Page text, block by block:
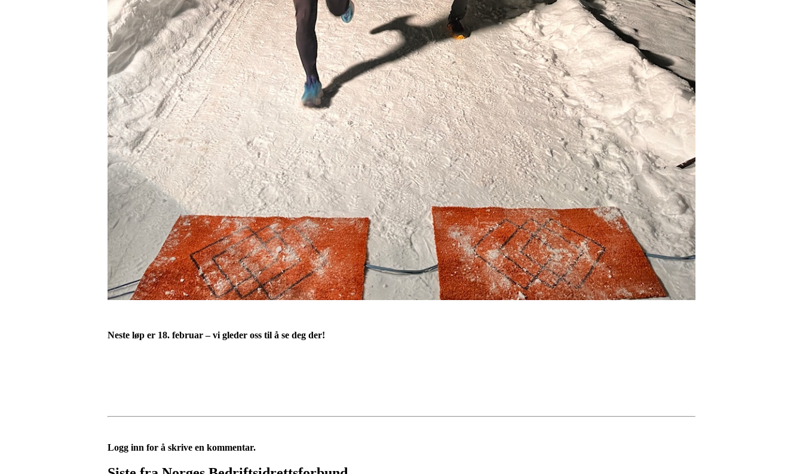
Neste løp er 18. februar – vi gleder oss til å se deg der!
Logg inn for å skrive en kommentar.